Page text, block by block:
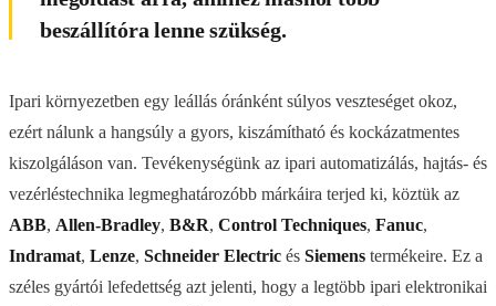
beszállítóra lenne szükség.
Ipari környezetben egy leállás óránként súlyos veszteséget okoz,
ezért nálunk a hangsúly a gyors, kiszámítható és kockázatmentes
kiszolgáláson van. Tevékenységünk az ipari automatizálás, hajtás- és
vezérléstechnika legmeghatározóbb márkáira terjed ki, köztük az
ABB, Allen-Bradley, B&R, Control Techniques, Fanuc,
Indramat, Lenze, Schneider Electric és Siemens termékeire. Ez a
széles gyártói lefedettség azt jelenti, hogy a legtöbb ipari elektronikai